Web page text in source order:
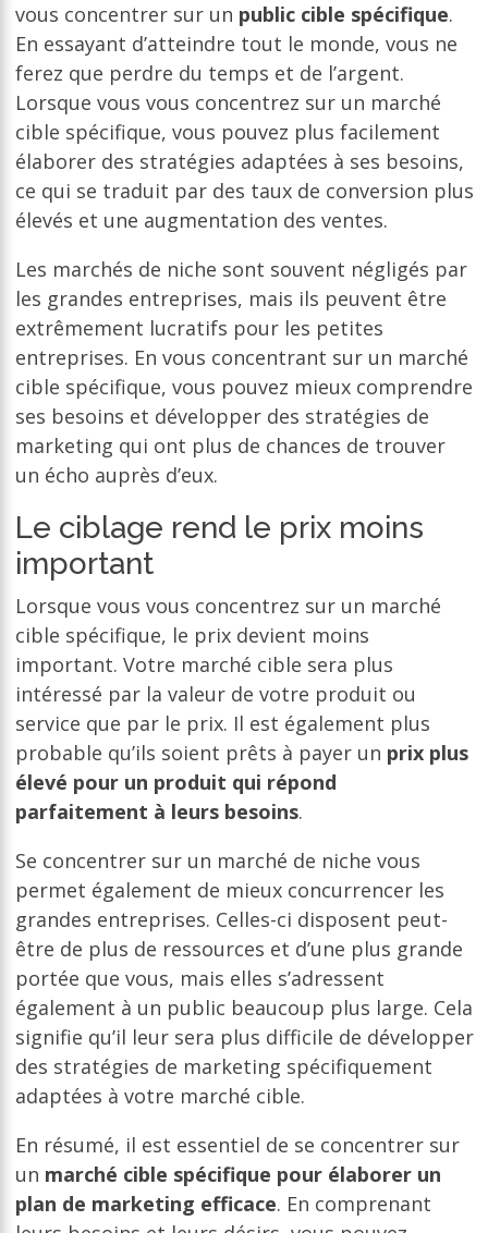
vous concentrer sur un public cible spécifique.
En essayant d’atteindre tout le monde, vous ne
ferez que perdre du temps et de l’argent.
Lorsque vous vous concentrez sur un marché
cible spécifique, vous pouvez plus facilement
élaborer des stratégies adaptées à ses besoins,
ce qui se traduit par des taux de conversion plus
élevés et une augmentation des ventes.
Les marchés de niche sont souvent négligés par
les grandes entreprises, mais ils peuvent être
extrêmement lucratifs pour les petites
entreprises. En vous concentrant sur un marché
cible spécifique, vous pouvez mieux comprendre
ses besoins et développer des stratégies de
marketing qui ont plus de chances de trouver
un écho auprès d’eux.
Le ciblage rend le prix moins
important
Lorsque vous vous concentrez sur un marché
cible spécifique, le prix devient moins
important. Votre marché cible sera plus
intéressé par la valeur de votre produit ou
service que par le prix. Il est également plus
probable qu’ils soient prêts à payer un prix plus
élevé pour un produit qui répond
parfaitement à leurs besoins.
Se concentrer sur un marché de niche vous
permet également de mieux concurrencer les
grandes entreprises. Celles-ci disposent peut-
être de plus de ressources et d’une plus grande
portée que vous, mais elles s’adressent
également à un public beaucoup plus large. Cela
signifie qu’il leur sera plus difficile de développer
des stratégies de marketing spécifiquement
adaptées à votre marché cible.
En résumé, il est essentiel de se concentrer sur
un marché cible spécifique pour élaborer un
plan de marketing efficace. En comprenant